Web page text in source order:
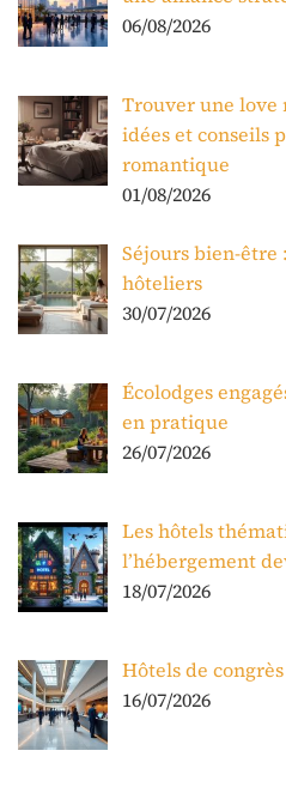
06/08/2026
Trouver une love
idées et conseils
romantique
01/08/2026
Séjours bien-être
hôteliers
30/07/2026
Écolodges
en pratique
26/07/2026
Les hôtels
l’hébergement
18/07/2026
Hôtels de
16/07/2026